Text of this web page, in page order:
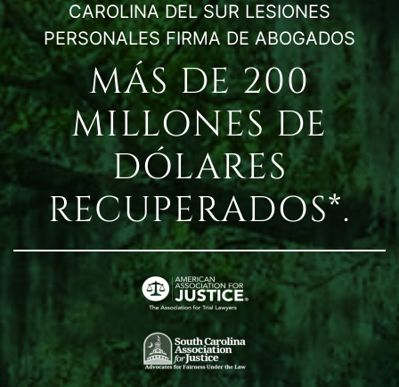
CAROLINA DEL SUR LESIONES
PERSONALES FIRMA DE ABOGADOS
MÁS DE 200
MILLONES DE
DÓLARES
RECUPERADOS*.